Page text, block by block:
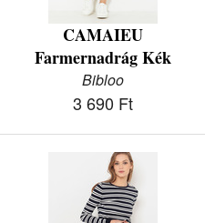
CAMAIEU
Farmernadrág Kék
Bibloo
3 690 Ft